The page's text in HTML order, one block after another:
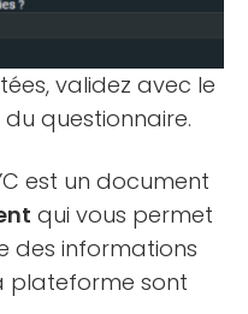
validez avec le
questionnaire.
est un document
qui vous permet
des informations
plateforme sont